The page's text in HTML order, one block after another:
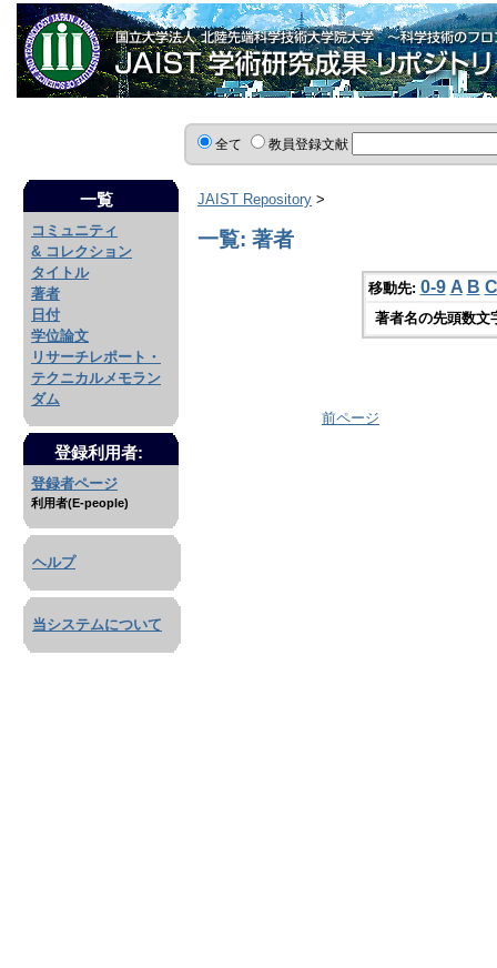
全て 教員登録文献
一覧
コミュニティ
& コレクション
タイトル
著者
日付
学位論文
リサーチレポート・
テクニカルメモラン
ダム
登録利用者:
登録者ページ
利用者(E-people)
ヘルプ
当システムについて
JAIST Repository >
一覧: 著者
移動先: 0-9 A B C
著者名の先頭数
前ページ